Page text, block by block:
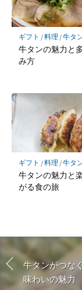
ギフト /料理 /牛タ
牛タンの魅力と
み方
ギフト /料理 /牛タ
牛タンの魅力と
がる食の旅
牛タンがつな
味わいの魅力